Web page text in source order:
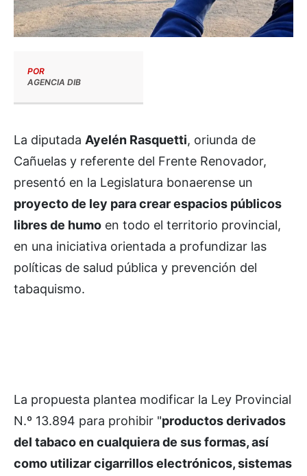
POR
AGENCIA DIB
La diputada Ayelén Rasquetti, oriunda de
Cañuelas y referente del Frente Renovador,
presentó en la Legislatura bonaerense un
proyecto de ley para crear espacios públicos
libres de humo en todo el territorio provincial,
en una iniciativa orientada a profundizar las
políticas de salud pública y prevención del
tabaquismo.
La propuesta plantea modificar la Ley Provincial
N.º 13.894 para prohibir "productos derivados
del tabaco en cualquiera de sus formas, así
como utilizar cigarrillos electrónicos, sistemas